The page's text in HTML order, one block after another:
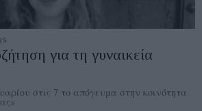
για τη γυναικεία
στις 7 το απόγευμα στην κοινότητα